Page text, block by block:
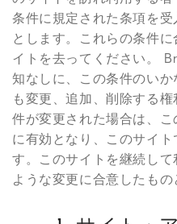
条件に規定された条項を
とします。これらの条件
イトを去ってください。
知なしに、この条件のい
も変更、追加、削除する
件が変更された場合は、
に有効となり、このサイ
す。このサイトを継続し
ような変更に合意したもの